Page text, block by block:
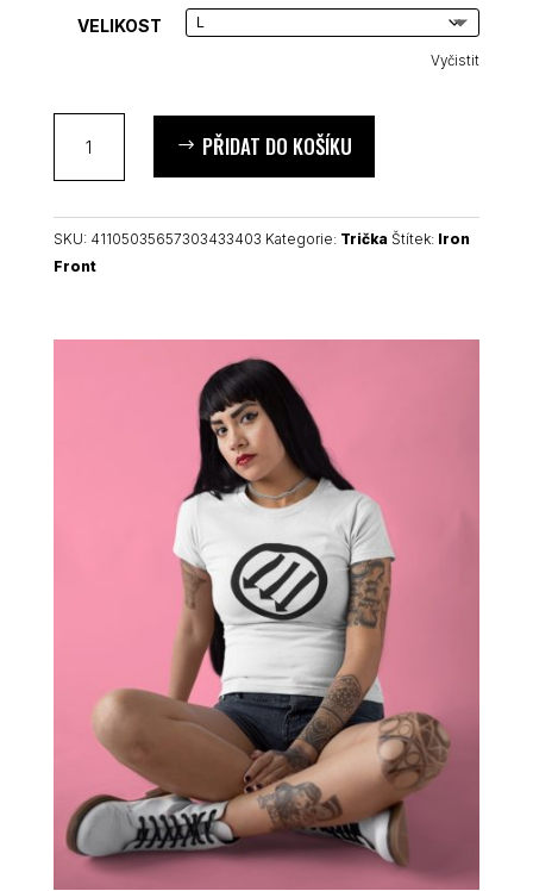
VELIKOST
Vyčistit
Front
dámské
množství
PŘIDAT DO KOŠÍKU
SKU: 41105035657303433403 Kategorie: Trička Štítek: Iron
Front